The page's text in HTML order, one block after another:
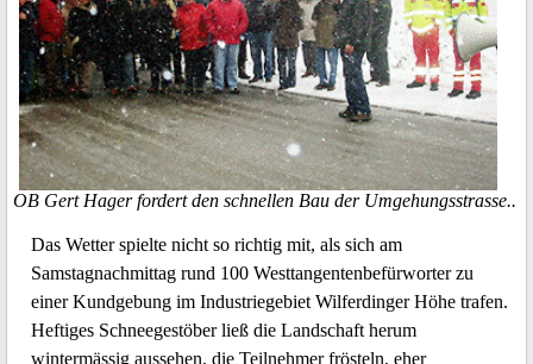
OB Gert Hager fordert den schnellen Bau der Umgehungsstrasse..
Das Wetter spielte nicht so richtig mit, als sich am
Samstagnachmittag rund 100 Westtangentenbefürworter zu
einer Kundgebung im Industriegebiet Wilferdinger Höhe trafen.
Heftiges Schneegestöber ließ die Landschaft herum
wintermässig aussehen, die Teilnehmer frösteln, eher